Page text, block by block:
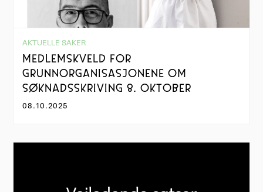
AKTUELLE SAKER
MEDLEMSKVELD FOR
GRUNNORGANISASJONENE OM
SØKNADSSKRIVING 8. OKTOBER
08.10.2025